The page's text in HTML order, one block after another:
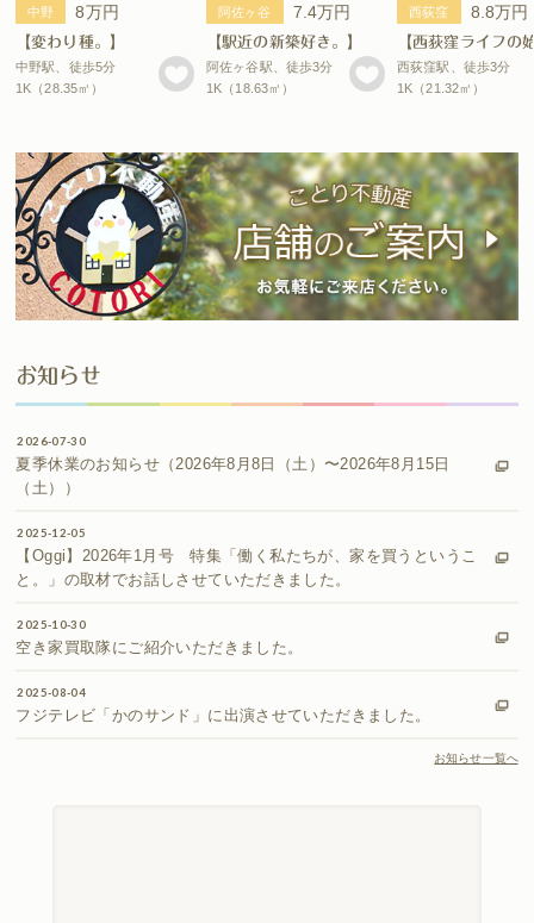
中野 8万円
【変わり種。】
中野駅、徒歩5分
1K（28.35㎡）
阿佐ヶ谷 7.4万円
【駅近の新築好き。】
阿佐ヶ谷駅、徒歩3分
1K（18.63㎡）
西荻窪 8.8万円
西荻窪駅、徒歩3分
1K（21.32㎡）
お知らせ
2026-07-30
夏季休業のお知らせ（2026年8月8日（土）〜2026年8月15日
（土））
2025-12-05
【Oggi】2026年1月号 特集「働く私たちが、家を買うというこ
と。」の取材でお話しさせていただきました。
2025-10-30
空き家買取隊にご紹介いただきました。
2025-08-04
フジテレビ「かのサンド」に出演させていただきました。
お知らせ一覧へ